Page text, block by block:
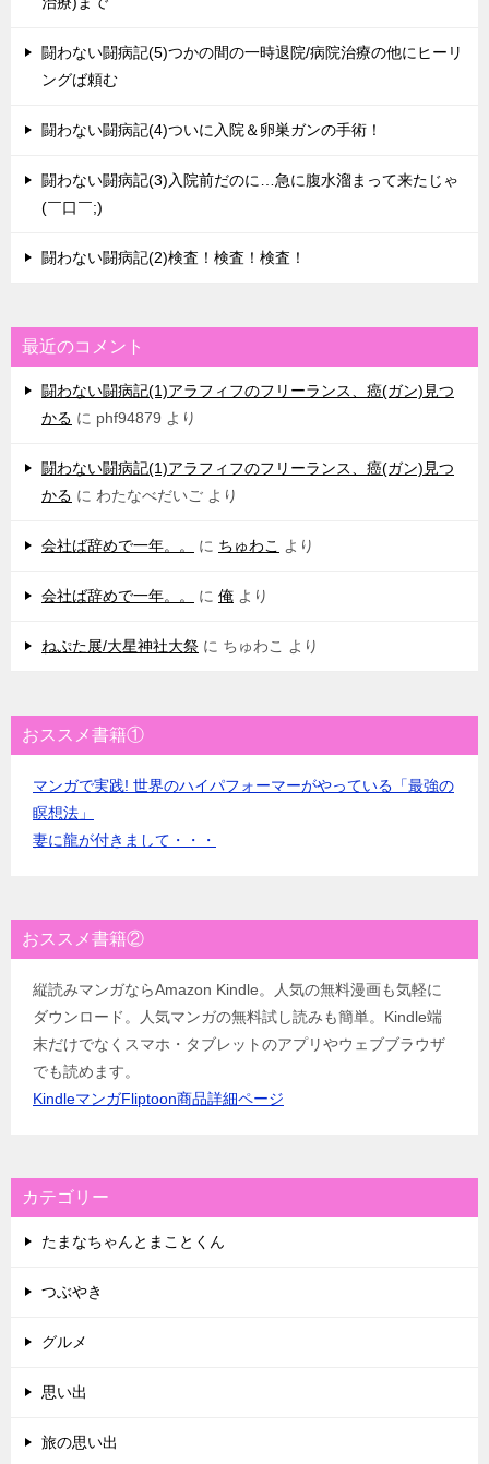
闘わない闘病記(5)つかの間の一時退院/病院治療の他にヒーリ
ングば頼む
闘わない闘病記(4)ついに入院＆卵巣ガンの手術！
闘わない闘病記(3)入院前だのに…急に腹水溜まって来たじゃ
(￣口￣;)
闘わない闘病記(2)検査！検査！検査！
最近のコメント
闘わない闘病記(1)アラフィフのフリーランス、癌(ガン)見つ
かる に phf94879 より
闘わない闘病記(1)アラフィフのフリーランス、癌(ガン)見つ
かる に わたなべだいご より
会社ば辞めで一年。。 に ちゅわこ より
会社ば辞めで一年。。 に 俺 より
ねぷた展/大星神社大祭 に ちゅわこ より
おススメ書籍①
マンガで実践! 世界のハイパフォーマーがやっている「最強の
瞑想法」
妻に龍が付きまして・・・
おススメ書籍②
縦読みマンガならAmazon Kindle。人気の無料漫画も気軽に
ダウンロード。人気マンガの無料試し読みも簡単。Kindle端
末だけでなくスマホ・タブレットのアプリやウェブブラウザ
でも読めます。
KindleマンガFliptoon商品詳細ページ
カテゴリー
たまなちゃんとまことくん
つぶやき
グルメ
思い出
旅の思い出